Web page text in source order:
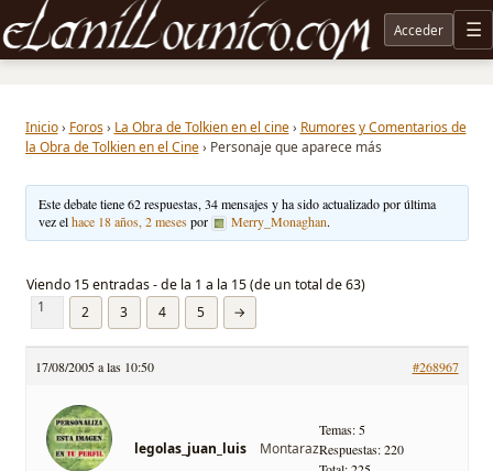
Noticias sobre Tolkien: El Señor de los Anillos, Los Anillos de Poder, La Caza de Gollum, la
Acceder
Inicio › Foros › La Obra de Tolkien en el cine › Rumores y Comentarios de
la Obra de Tolkien en el Cine › Personaje que aparece más
Este debate tiene 62 respuestas, 34 mensajes y ha sido actualizado por última
vez elhace 18 años, 2 mesespor Merry_Monaghan.
Viendo 15 entradas - de la 1 a la 15 (de un total de 63)
1
2 3 4 5 →
17/08/2005 a las 10:50 #268967
legolas_juan_luis Montaraz
Temas: 5
Respuestas: 220